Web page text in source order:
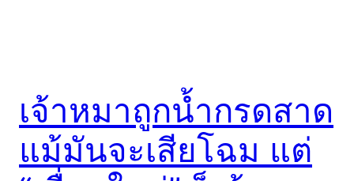
เจ้าหมาถูกน้ำกรดสาด
แม้มันจะเสียโฉม แต่